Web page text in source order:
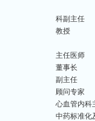
科副主任
教授
主任医师
董事长
副主任
顾问专家
心血管内科
中药标准化